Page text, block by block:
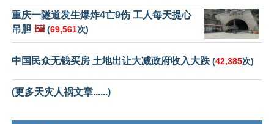
重庆一隧道发生爆炸4亡9伤 工人每天提心
吊胆 🖼️ (69,561次)
中国民众无钱买房 土地出让大减政府收入大跌 (42,385次)
(更多天灾人祸文章......)